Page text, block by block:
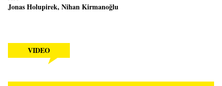
Jonas Holupirek, Nihan Kirmanoğlu
VIDEO